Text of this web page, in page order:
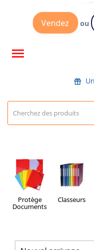
Vendez ou

Protège
Documents
Classeurs